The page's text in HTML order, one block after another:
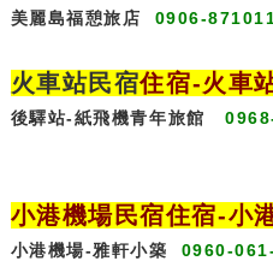
美麗島福憩旅店 0906-
火車站民宿住宿-火車
後驛站-紙飛機青年旅館
小港機場民宿住宿-小
小港機場-雅軒小築 0960-